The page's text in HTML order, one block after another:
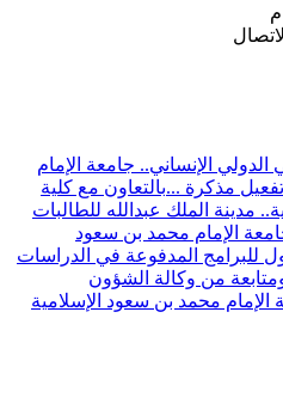
الإنساني.. جامعة الإمام
مذكرة ...بالتعاون مع كلية
مدينة الملك عبدالله للطالبات
الإمام محمد بن سعود
للبرامج المدفوعة في الدراسات
من وكالة الشؤون
الإمام محمد بن سعود الإسلامية